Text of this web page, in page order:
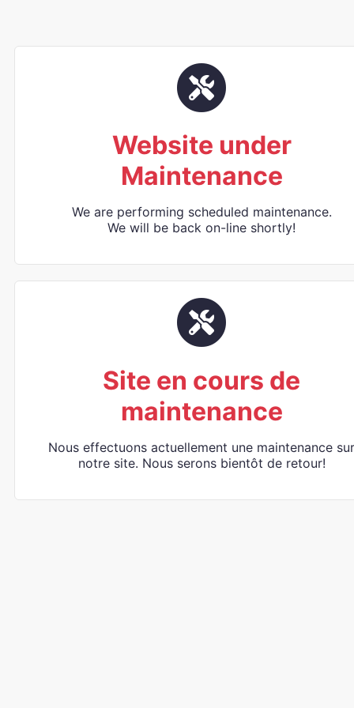
Website under
Maintenance
We are performing scheduled maintenance.
We will be back on-line shortly!
Site en cours de
maintenance
Nous effectuons actuellement une maintenance sur
notre site. Nous serons bientôt de retour!